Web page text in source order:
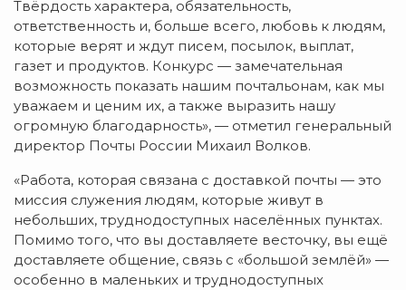
Твёрдость характера, обязательность,
ответственность и, больше всего, любовь к людям,
которые верят и ждут писем, посылок, выплат,
газет и продуктов. Конкурс — замечательная
возможность показать нашим почтальонам, как мы
уважаем и ценим их, а также выразить нашу
огромную благодарность», — отметил генеральный
директор Почты России Михаил Волков.
«Работа, которая связана с доставкой почты — это
миссия служения людям, которые живут в
небольших, труднодоступных населённых пунктах.
Помимо того, что вы доставляете весточку, вы ещё
доставляете общение, связь с «большой землёй» —
особенно в маленьких и труднодоступных